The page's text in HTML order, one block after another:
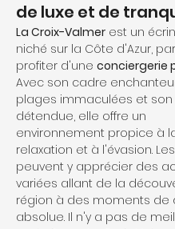
de luxe et de
La Croix-Valmer est un
niché sur la Côte d'Azur,
profiter d'une conciergerie
Avec son cadre
plages immaculées et
détendue, elle offre un
environnement propice à
relaxation et à l'évasion.
peuvent y apprécier des
variées allant de la
région à des moments de
absolue. Il n'y a pas de